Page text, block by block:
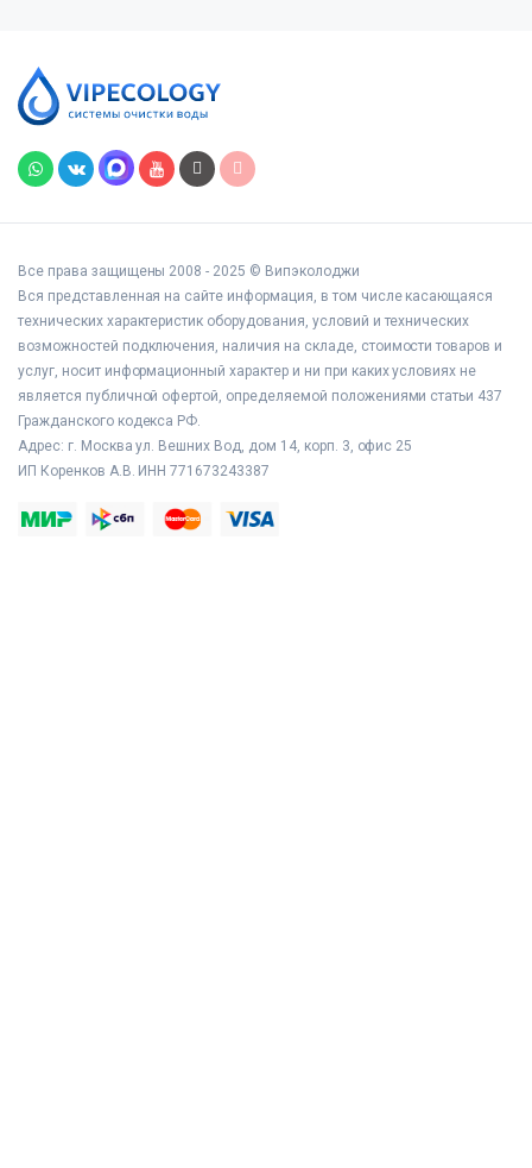
Все права защищены 2008 - 2025 © Випэколоджи
Вся представленная на сайте информация, в том числе касающаяся
технических характеристик оборудования, условий и технических
возможностей подключения, наличия на складе, стоимости товаров и
услуг, носит информационный характер и ни при каких условиях не
является публичной офертой, определяемой положениями статьи 437
Гражданского кодекса РФ.
Адрес: г. Москва ул. Вешних Вод, дом 14, корп. 3, офис 25
ИП Коренков А.В. ИНН 771673243387